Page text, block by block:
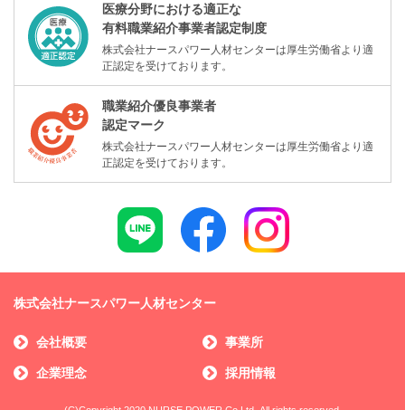
医療分野における適正な
有料職業紹介事業者認定制度
株式会社ナースパワー人材センターは厚生労働省より適
正認定を受けております。
職業紹介優良事業者
認定マーク
株式会社ナースパワー人材センターは厚生労働省より適
正認定を受けております。
株式会社ナースパワー人材センター
会社概要 事業所
企業理念 採用情報